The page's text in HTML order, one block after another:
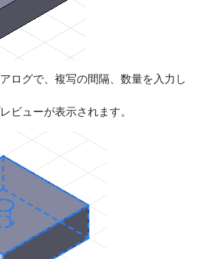
ログで、複写の間隔、数量を入力し
ビューが表示されます。